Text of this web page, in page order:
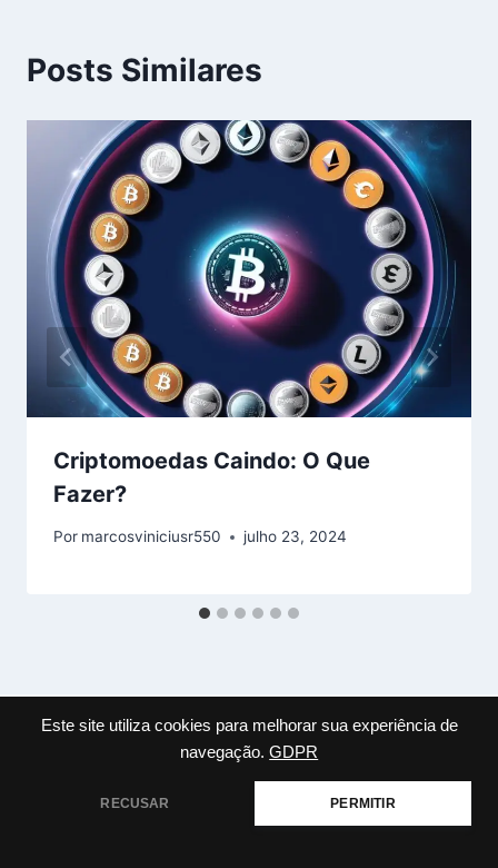
Este site utiliza cookies para melhorar sua experiência de
navegação. GDPR
RECUSAR PERMITIR
Posts Similares
Criptomoedas Caindo: O Que
Fazer?
Por marcosviniciusr550 julho 23, 2024
Deixe um comentário
O seu endereço de e-mail não será publicado. Campos